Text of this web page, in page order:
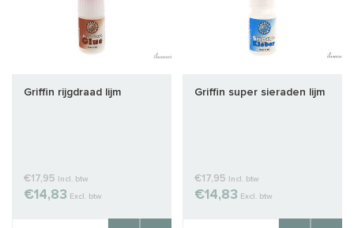
Griffin rijgdraad lijm
€17,95 Incl. btw
€14,83 Excl. btw
Griffin super sieraden lijm
€17,95 Incl. btw
€14,83 Excl. btw